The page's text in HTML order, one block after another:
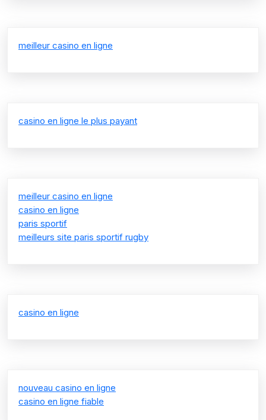
meilleur casino en ligne
casino en ligne le plus payant
meilleur casino en ligne
casino en ligne
paris sportif
meilleurs site paris sportif rugby
casino en ligne
nouveau casino en ligne
casino en ligne fiable